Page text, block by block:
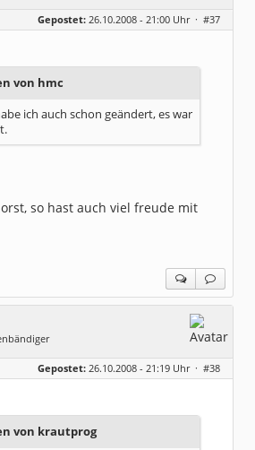
Gepostet: 26.10.2008 - 21:00 Uhr · #37
von hmc
ich auch schon geändert, es war
so hast auch viel freude mit
Gepostet: 26.10.2008 - 21:19 Uhr · #38
von krautprog